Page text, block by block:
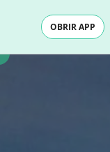
OBRIR APP